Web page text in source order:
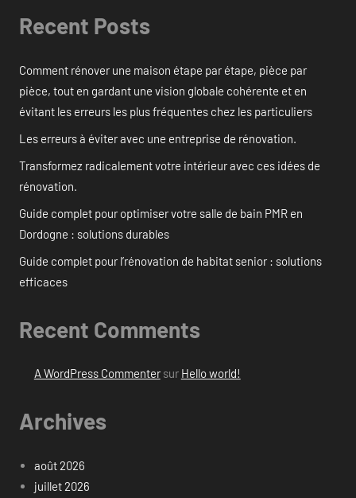
Recent Posts
Comment rénover une maison étape par étape, pièce par
pièce, tout en gardant une vision globale cohérente et en
évitant les erreurs les plus fréquentes chez les particuliers
Les erreurs à éviter avec une entreprise de rénovation.
Transformez radicalement votre intérieur avec ces idées de
rénovation.
Guide complet pour optimiser votre salle de bain PMR en
Dordogne : solutions durables
Guide complet pour l’rénovation de habitat senior : solutions
efficaces
Recent Comments
A WordPress Commentersur Hello world!
Archives
août 2026
juillet 2026